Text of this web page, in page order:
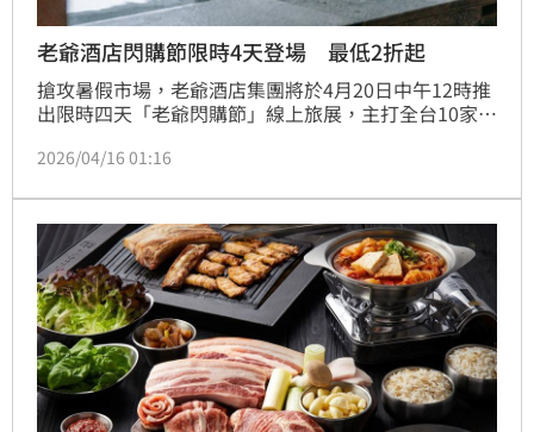
老爺酒店閃購節限時4天登場 最低2折起
搶攻暑假市場，老爺酒店集團將於4月20日中午12時推
出限時四天「老爺閃購節」線上旅展，主打全台10家老
券」，更針對聯合住宿券推出溫泉酒店一日遊新玩法。
住宿券」、「15,999元礁溪老爺和式山景房四人住宿
券」等多款熱銷商品。知本老爺全新改裝預計於9月重
新開幕，旅展也提前祭出「12,888元全新
2026/04/16 01:16